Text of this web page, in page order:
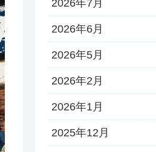
2026年7月
2026年6月
2026年5月
2026年2月
2026年1月
2025年12月